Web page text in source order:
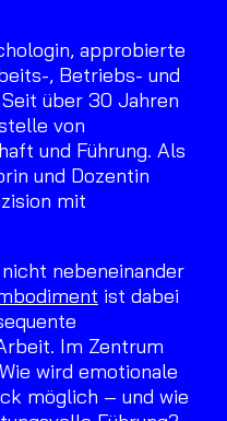
approbierte
, Betriebs- und
über 30 Jahren
von
und Führung. Als
und Dozentin
mit
nebeneinander
ist dabei
Im Zentrum
wird emotionale
möglich – und wie